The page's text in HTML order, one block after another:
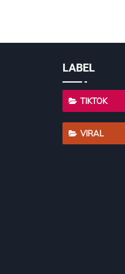
LABEL
TIKTOK
VIRAL